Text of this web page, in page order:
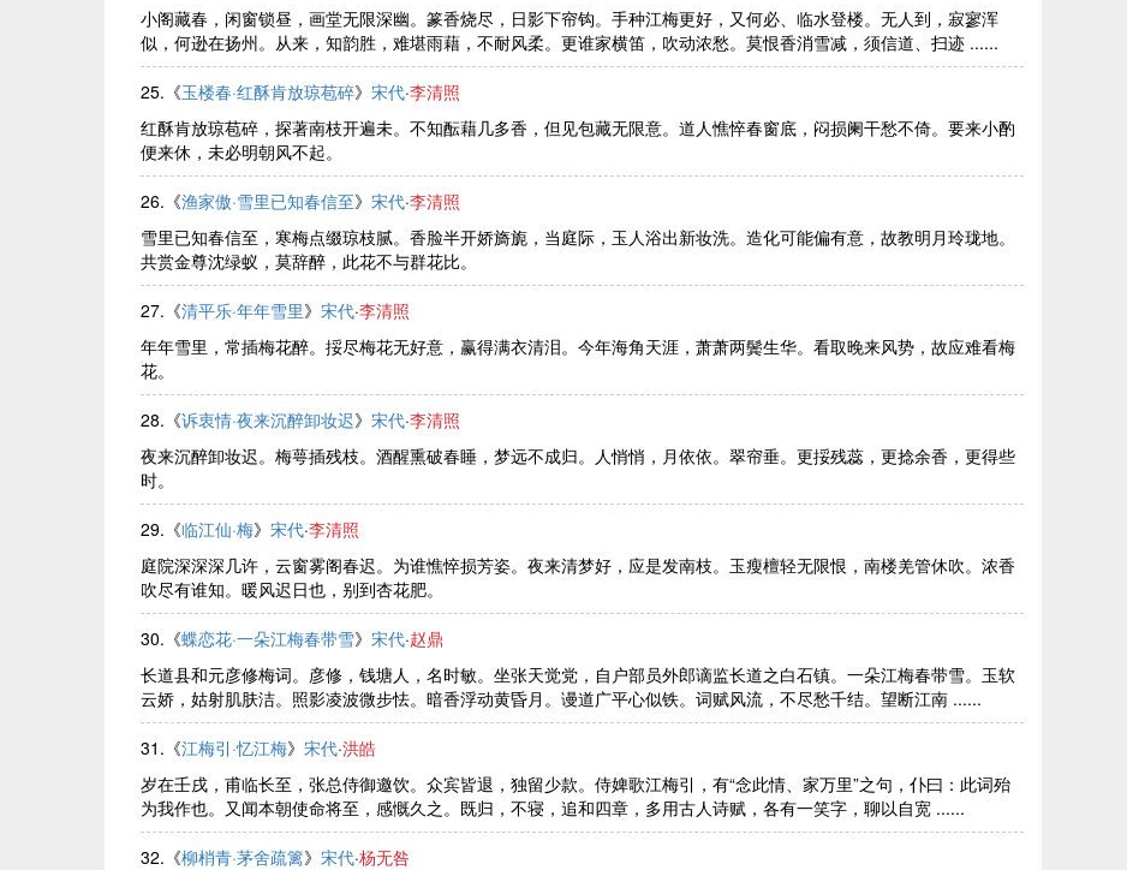
小阁藏春，闲窗锁昼，画堂无限深幽。篆香烧尽，日影下帘钩。手种江梅更好，又何必、临水登楼。无人到，寂寥浑
似，何逊在扬州。从来，知韵胜，难堪雨藉，不耐风柔。更谁家横笛，吹动浓愁。莫恨香消雪减，须信道、扫迹 ......
25.《玉楼春·红酥肯放琼苞碎》 宋代·李清照
红酥肯放琼苞碎，探著南枝开遍未。不知酝藉几多香，但见包藏无限意。道人憔悴春窗底，闷损阑干愁不倚。要来小酌
便来休，未必明朝风不起。
26.《渔家傲·雪里已知春信至》 宋代·李清照
雪里已知春信至，寒梅点缀琼枝腻。香脸半开娇旖旎，当庭际，玉人浴出新妆洗。造化可能偏有意，故教明月玲珑地。
共赏金尊沈绿蚁，莫辞醉，此花不与群花比。
27.《清平乐·年年雪里》 宋代·李清照
年年雪里，常插梅花醉。挼尽梅花无好意，赢得满衣清泪。今年海角天涯，萧萧两鬓生华。看取晚来风势，故应难看梅
花。
28.《诉衷情·夜来沉醉卸妆迟》 宋代·李清照
夜来沉醉卸妆迟。梅萼插残枝。酒醒熏破春睡，梦远不成归。人悄悄，月依依。翠帘垂。更挼残蕊，更捻余香，更得些
时。
29.《临江仙·梅》 宋代·李清照
庭院深深深几许，云窗雾阁春迟。为谁憔悴损芳姿。夜来清梦好，应是发南枝。玉瘦檀轻无限恨，南楼羌管休吹。浓香
吹尽有谁知。暖风迟日也，别到杏花肥。
30.《蝶恋花·一朵江梅春带雪》 宋代·赵鼎
长道县和元彦修梅词。彦修，钱塘人，名时敏。坐张天觉党，自户部员外郎谪监长道之白石镇。一朵江梅春带雪。玉软
云娇，姑射肌肤洁。照影凌波微步怯。暗香浮动黄昏月。谩道广平心似铁。词赋风流，不尽愁千结。望断江南 ......
31.《江梅引·忆江梅》 宋代·洪皓
岁在壬戌，甫临长至，张总侍御邀饮。众宾皆退，独留少款。侍婢歌江梅引，有“念此情、家万里”之句，仆曰：此词殆
为我作也。又闻本朝使命将至，感慨久之。既归，不寝，追和四章，多用古人诗赋，各有一笑字，聊以自宽 ......
32.《柳梢青·茅舍疏篱》 宋代·杨无咎